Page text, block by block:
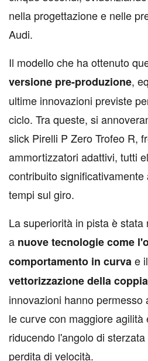
nella progettazione e nelle
Audi.
Il modello che ha ottenuto
versione pre-produzione,
ultime innovazioni previste
ciclo. Tra queste, si
slick Pirelli P Zero Trofeo R,
ammortizzatori adattivi, tutti
contribuito
tempi sul giro.
La superiorità in pista è
a nuove tecnologie come
comportamento in curvae il
vettorizzazione della
innovazioni hanno
le curve con maggiore
riducendo l'angolo di
perdita di velocità.